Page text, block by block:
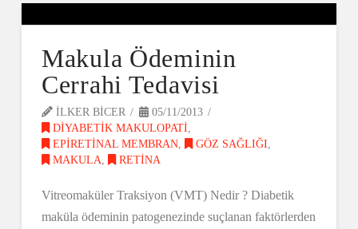
Makula Ödeminin
Cerrahi Tedavisi
ILKER BICER
05/11/2013
DIYABETIK MAKULOPATI
EPIRETINAL MEMBRAN, GÖZ SAĞLIĞI
MAKULA
RETINA
Vitreomaküler Traksiyon (VMT) Nedir ? Diabetik
maküla ödeminin patogenezinde suçlanan faktörlerden